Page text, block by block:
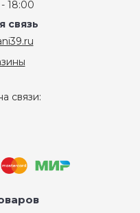
18:00
связь
связи: